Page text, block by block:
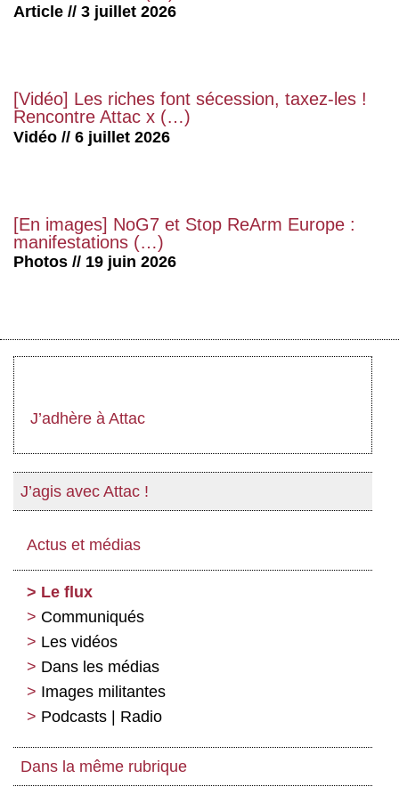
Article // 3 juillet 2026
[Vidéo] Les riches font sécession, taxez-les !
Rencontre Attac x (…)
Vidéo // 6 juillet 2026
[En images] NoG7 et Stop ReArm Europe :
manifestations (…)
Photos // 19 juin 2026
J’adhère à Attac
J’agis avec Attac !
Actus et médias
Le flux
Communiqués
Les vidéos
Dans les médias
Images militantes
Podcasts | Radio
Dans la même rubrique